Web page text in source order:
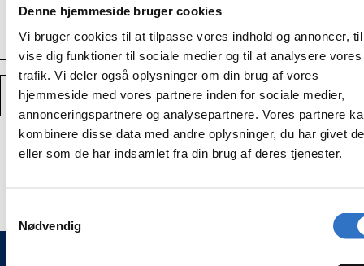
Denne hjemmeside bruger cookies
Vi bruger cookies til at tilpasse vores indhold og annoncer,
vise dig funktioner til sociale medier og til at analysere vores
trafik. Vi deler også oplysninger om din brug af vores
hjemmeside med vores partnere inden for sociale medier,
annonceringspartnere og analysepartnere. Vores partnere
kombinere disse data med andre oplysninger, du har givet
eller som de har indsamlet fra din brug af deres tjenester.
Nødvendig
Antal
Mindsk
mængden
USB
WiFi
sæt
Forstør
mængden
af
USB
WiFi
sæt
TILFØJ TIL KURV
Har du behov for autoklavedata
transmission til PC, har du brug for dette USB sæt.